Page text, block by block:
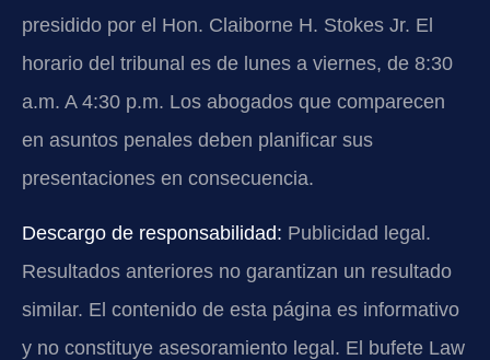
presidido por el Hon. Claiborne H. Stokes Jr. El
horario del tribunal es de lunes a viernes, de 8:30
a.m. A 4:30 p.m. Los abogados que comparecen
en asuntos penales deben planificar sus
presentaciones en consecuencia.
Descargo de responsabilidad: Publicidad legal.
Resultados anteriores no garantizan un resultado
similar. El contenido de esta página es informativo
y no constituye asesoramiento legal. El bufete Law